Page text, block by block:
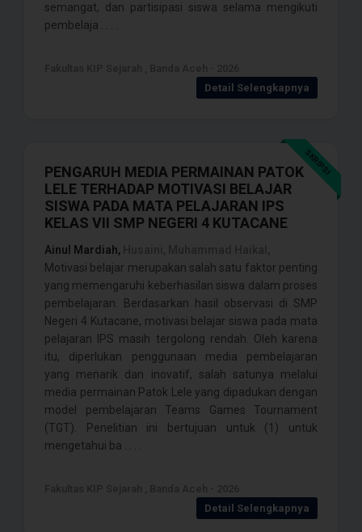
semangat, dan partisipasi siswa selama mengikuti
pembelaja . . . .
Detail Selengkapnya
SKRIPSI
PENGARUH MEDIA PERMAINAN PATOK
LELE TERHADAP MOTIVASI BELAJAR
SISWA PADA MATA PELAJARAN IPS
KELAS VII SMP NEGERI 4 KUTACANE
Ainul Mardiah,
Motivasi belajar merupakan salah satu faktor penting
yang memengaruhi keberhasilan siswa dalam proses
pembelajaran. Berdasarkan hasil observasi di SMP
Negeri 4 Kutacane, motivasi belajar siswa pada mata
pelajaran IPS masih tergolong rendah. Oleh karena
itu, diperlukan penggunaan media pembelajaran
yang menarik dan inovatif, salah satunya melalui
media permainan Patok Lele yang dipadukan dengan
model pembelajaran Teams Games Tournament
(TGT). Penelitian ini bertujuan untuk (1) untuk
mengetahui ba . . . .
Detail Selengkapnya